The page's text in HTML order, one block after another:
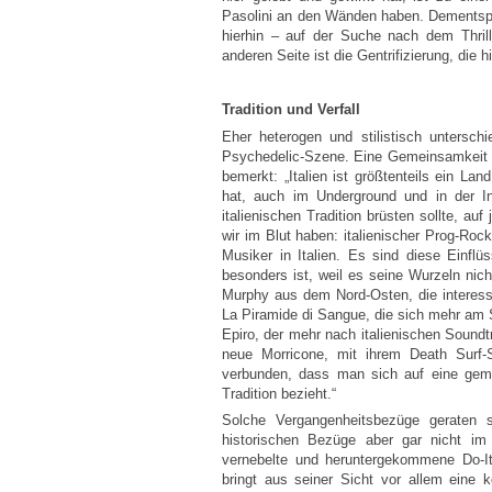
Pasolini an den Wänden haben.
hierhin – auf der Suche nach dem
anderen Seite ist die Gentrifizierung, die
Tradition und Verfall
Eher heterogen und stilistisch
Psychedelic-Szene. Eine
bemerkt: „Italien ist größtenteils ein
hat, auch im Underground und in der
italienischen Tradition brüsten sollte,
wir im Blut haben: italienischer Prog-
Musiker in Italien. Es sind diese
besonders ist, weil es seine Wurzeln
Murphy aus dem Nord-Osten, die
La Piramide di Sangue, die sich mehr
Epiro, der mehr nach italienischen
neue Morricone, mit ihrem Death
verbunden, dass man sich auf eine
Tradition bezieht.“
Solche Vergangenheitsbezüge
historischen Bezüge aber gar nicht im
vernebelte und heruntergekommene
bringt aus seiner Sicht vor allem eine